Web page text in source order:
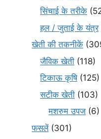
सिंचाई के तरीके
हल / जुताई के यंत्र
खेती की तकनीकें
जैविक खेती (118)
टिकाऊ कृषि(125)
सटीक खेती (103)
मशरुम उपज (6)
फसलें(301)